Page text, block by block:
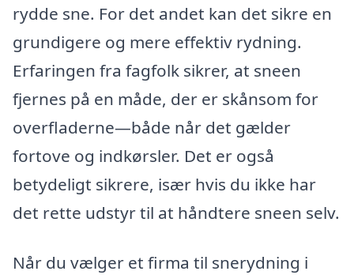
rydde sne. For det andet kan det sikre en
grundigere og mere effektiv rydning.
Erfaringen fra fagfolk sikrer, at sneen
fjernes på en måde, der er skånsom for
overfladerne—både når det gælder
fortove og indkørsler. Det er også
betydeligt sikrere, især hvis du ikke har
det rette udstyr til at håndtere sneen selv.
Når du vælger et firma til snerydning i